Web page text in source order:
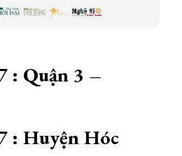
: Quận 3 –
: Huyện Hóc